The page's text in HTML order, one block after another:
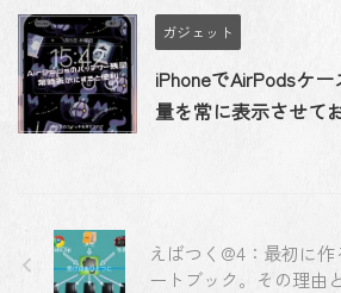
ガジェット
iPhoneでAirPodsケ
量を常に表示させて
えばつく@4：最初に
ートブック。その理由